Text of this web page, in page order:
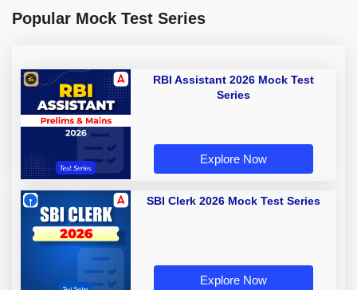
Popular Mock Test Series
RBI Assistant 2026 Mock Test
Series
Explore Now
SBI Clerk 2026 Mock Test Series
Explore Now